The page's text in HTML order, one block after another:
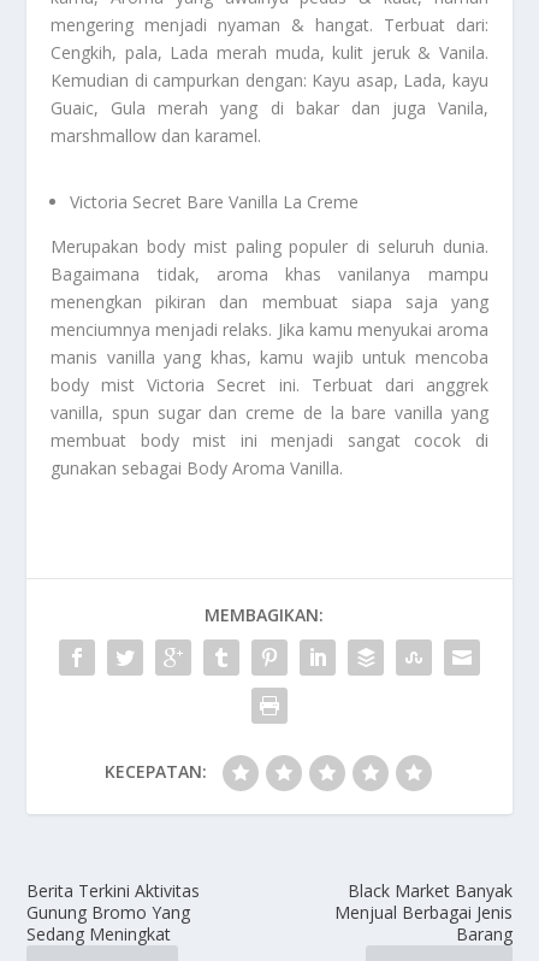
mengering menjadi nyaman & hangat. Terbuat dari:
Cengkih, pala, Lada merah muda, kulit jeruk & Vanila.
Kemudian di campurkan dengan: Kayu asap, Lada, kayu
Guaic, Gula merah yang di bakar dan juga Vanila,
marshmallow dan karamel.
Victoria Secret Bare Vanilla La Creme
Merupakan body mist paling populer di seluruh dunia.
Bagaimana tidak, aroma khas vanilanya mampu
menengkan pikiran dan membuat siapa saja yang
menciumnya menjadi relaks. Jika kamu menyukai aroma
manis vanilla yang khas, kamu wajib untuk mencoba
body mist Victoria Secret ini. Terbuat dari anggrek
vanilla, spun sugar dan creme de la bare vanilla yang
membuat body mist ini menjadi sangat cocok di
gunakan sebagai Body Aroma Vanilla.
MEMBAGIKAN:
KECEPATAN:
Berita Terkini Aktivitas
Gunung Bromo Yang
Sedang Meningkat
Black Market Banyak
Menjual Berbagai Jenis
Barang